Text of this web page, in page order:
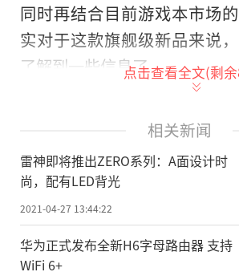
同时再结合目前游戏本市场
实对于这款旗舰级新品来说
了解到一些信息了。
雷神品牌经典的橘黄色与黑
神赖以成名的911系列诞生时
雷神ZERO系列新品A面设计
有“ZERO”logo，雷神品牌
靠上位置，此外还应该配有
正中间有宽窄不同的两道竖条
点击查看全文(剩余
相关新闻
雷神即将推出ZERO系列：A面设计时
尚，配有LED背光
2021-04-27 13:44:22
华为正式发布全新H6字母路由器 支持
WiFi 6+